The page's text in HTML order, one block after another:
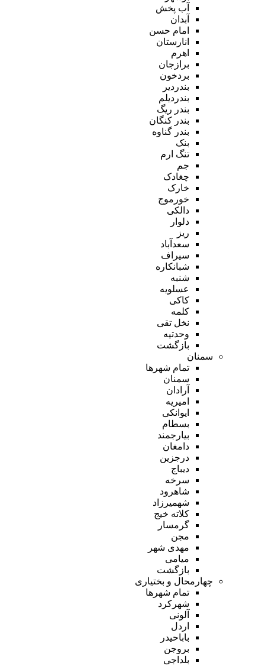
آب پخش
آبدان
امام حسن
انارستان
اهرم
برازجان
بردخون
بندردیر
بندردیلم
بندر ریگ
بندر کنگان
بندر گناوه
بنک
تنگ ارم
جم
چغادک
خارک
خورموج
دالکی
دلوار
ریز
سعدآباد
سیراف
شبانکاره
شنبه
عسلویه
کاکی
کلمه
نخل تقی
وحدتیه
بازگشت
سمنان
تمام شهر‌ها
سمنان
آرادان
امیریه
ایوانکی
بسطام
بیارجمند
دامغان
درجزین
دیباج
سرخه
شاهرود
شهمیرزاد
کلاته خیج
گرمسار
مجن
مهدی شهر
میامی
بازگشت
چهارمحال و بختیاری
تمام شهر‌ها
شهرکرد
آلونی
اردل
باباحیدر
بروجن
بلداجی